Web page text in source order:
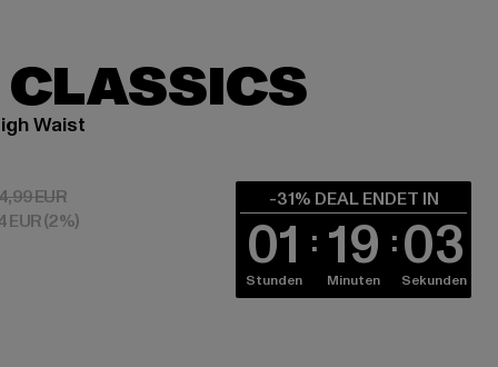
Waist
EUR
EURAktionspreis: 34,99 EUR
EUR(2%)
-31% DEAL ENDET IN
01
Stunden 19
Minuten 03
Sekunden